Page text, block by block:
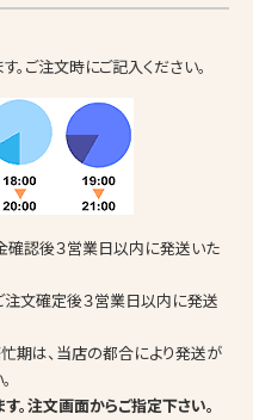
ご注文時にご記入ください。
確認後３営業日以内に発送いた
注文確定後３営業日以内に発送
期は、当店の都合により発送が
。注文画面からご指定下さい。